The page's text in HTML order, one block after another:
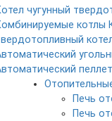
чугунный
котлы
Печь
Печь